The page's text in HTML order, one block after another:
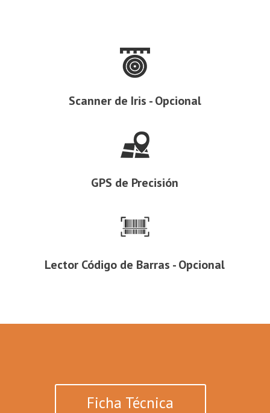
Scanner de Iris - Opcional
GPS de Precisión
Lector Código de Barras - Opcional
Ficha Técnica